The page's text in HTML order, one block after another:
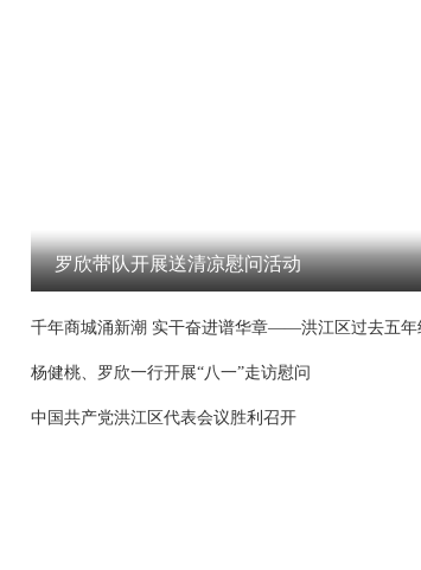
罗欣带队开展送清凉慰问活动
杨健桃、罗欣一行开展“八一”走访慰问
中国共产党洪江区代表会议胜利召开